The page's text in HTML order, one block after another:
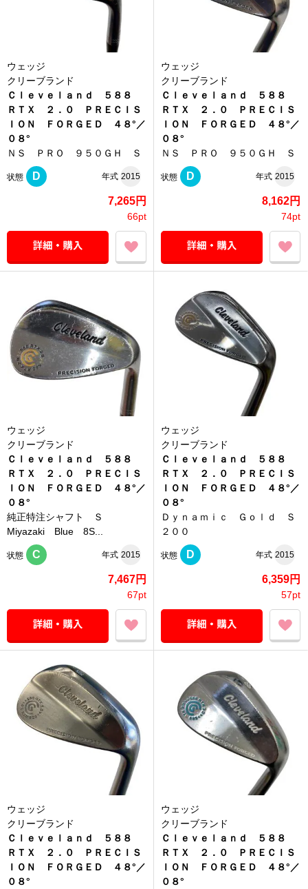
ウェッジ
クリーブランド
Ｃｌｅｖｅｌａｎｄ ５８８
ＲＴＸ ２．０ ＰＲＥＣＩＳ
ＩＯＮ ＦＯＲＧＥＤ ４８°／
０８°
ＮＳ ＰＲＯ ９５０ＧＨ Ｓ
状態 D 年式 2015
7,265円
66pt
ウェッジ
クリーブランド
Ｃｌｅｖｅｌａｎｄ ５８８
ＲＴＸ ２．０ ＰＲＥＣＩＳ
ＩＯＮ ＦＯＲＧＥＤ ４８°／
０８°
ＮＳ ＰＲＯ ９５０ＧＨ Ｓ
状態 D 年式 2015
8,162円
74pt
ウェッジ
クリーブランド
Ｃｌｅｖｅｌａｎｄ ５８８
ＲＴＸ ２．０ ＰＲＥＣＩＳ
ＩＯＮ ＦＯＲＧＥＤ ４８°／
０８°
純正特注シャフト Ｓ
Miyazaki Blue 8S...
状態 C 年式 2015
7,467円
67pt
ウェッジ
クリーブランド
Ｃｌｅｖｅｌａｎｄ ５８８
ＲＴＸ ２．０ ＰＲＥＣＩＳ
ＩＯＮ ＦＯＲＧＥＤ ４８°／
０８°
Ｄｙｎａｍｉｃ Ｇｏｌｄ Ｓ
２００
状態 D 年式 2015
6,359円
57pt
ウェッジ
クリーブランド
Ｃｌｅｖｅｌａｎｄ ５８８
ＲＴＸ ２．０ ＰＲＥＣＩＳ
ＩＯＮ ＦＯＲＧＥＤ ４８°／
０８°
ウェッジ
クリーブランド
Ｃｌｅｖｅｌａｎｄ ５８８
ＲＴＸ ２．０ ＰＲＥＣＩＳ
ＩＯＮ ＦＯＲＧＥＤ ４８°／
０８°